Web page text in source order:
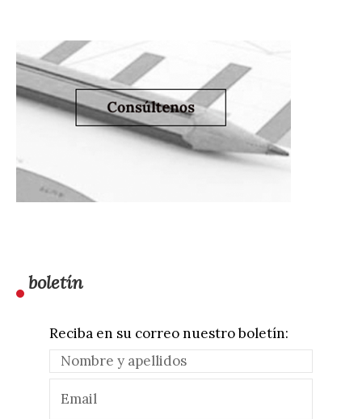
boletín
Reciba en su correo nuestro boletín: